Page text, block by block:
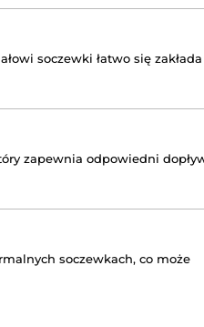
soczewki łatwo się zakłada
zapewnia odpowiedni
soczewkach, co może